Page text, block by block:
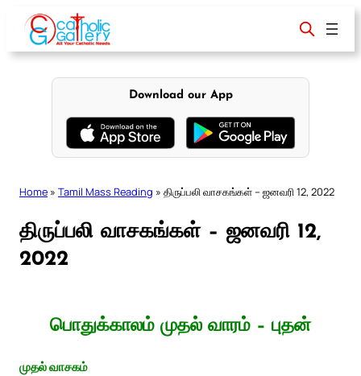
content
Download our App
Home » Tamil Mass Reading » திருப்பலி வாசகங்கள் – ஜனவரி 12, 2022
திருப்பலி வாசகங்கள் – ஜனவரி 12,
2022
பொதுக்காலம் முதல் வாரம் – புதன்
முதல் வாசகம்